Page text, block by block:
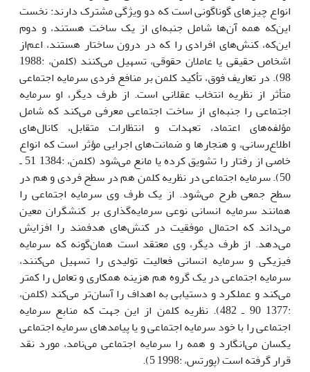
انواع چیزهای گوناگونی است که دو ویژگی مشترک دارند: نخست
این‌که همه آن‌ها شامل جنبه‌ای از یک ساخت هستند، و دوم
این‌که، کنش‌های افرادی را که در درون ساختار هستند، اعم‌از
اشخاص حقیقی یا عاملان حقوقی، تسهیل می‌کنند (کلمن، :1988
98). در تعاریف فوق، تأکید کلمن بر منافع فردی سرمایه اجتماعی
متأثر از نظریه انتخاب عقلانی است. از طرف دیگر، او سرمایه
اجتماعی را جنبه‌ای از ساخت اجتماعی معرفی می‌کند که شامل
مؤلفه‌های اعتماد، تعهدات و انتظارات متقابل، کانال‌های
اطلاع‌رسانی، و هنجارها و ضمانت‌های اجرایی مؤثر است که انواع
خاصی از رفتار را تشویق کرده یا مانع می‌شود (کلمن، :1384 51 ـ
50). سرمایه اجتماعی در نظریه کلمن هم در سطح فردی و هم در
سطح جمعی طرح می‌شود. از یک طرف وی سرمایه اجتماعی را
همانند سرمایه انسانی نوعی سرمایه‌گذاری بر کنشگران معین
می‌داند که احتمال موفقیت در کنش‌های هدفمند را افزایش
می‌دهد. از طرف دیگر، وی معتقد است همان‌گونه که سرمایه
فیزیکی و سرمایه انسانی فعالیت تولیدی را تسهیل می‌کنند،
سرمایه اجتماعی در یک گروه هم هزینه همکاری و تعامل را کمتر
می‌کند و عملکرد و دستیابی به اهداف را آسان‌تر می‌کند (کلمن،
:1377 90 ـ 482). نظریه کلمن از این جهت که منابع سرمایه
اجتماعی را با خود سرمایه اجتماعی و یا پیامدهای سرمایه اجتماعی
یکسان می‌انگارد و همه را سرمایه اجتماعی می‌نامد، مورد نقد
قرار گرفته است (پورتس، :1998 5).